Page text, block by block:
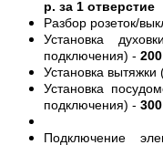
р. за 1 отверстие
Разбор розеток/
Установка
подключения) -
Установка вытяжки
Установка
подключения) -
Подключение